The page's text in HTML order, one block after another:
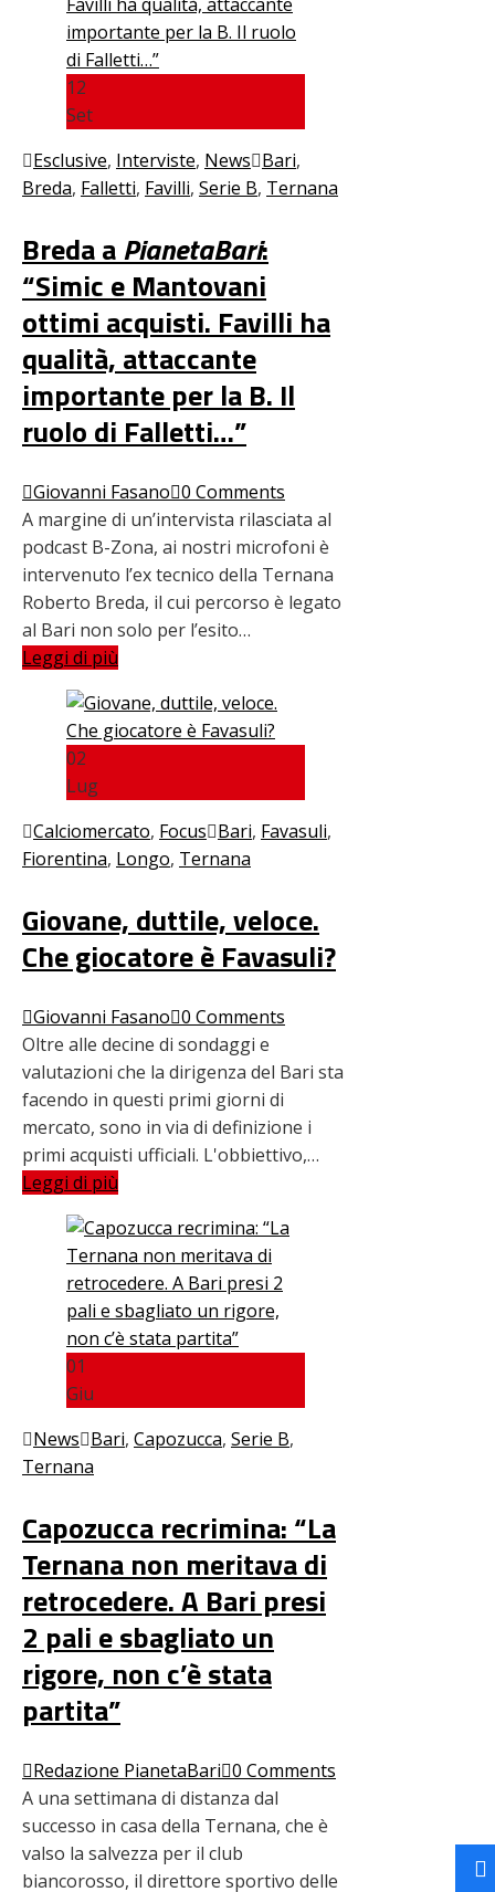
12
Set
Esclusive, Interviste, News Bari,
Breda, Falletti, Favilli, Serie B, Ternana
Breda aPianetaBari:
“Simic e Mantovani
ottimi acquisti. Favilli ha
qualità, attaccante
importante per la B. Il
ruolo di Falletti…”
Giovanni Fasano 0 Comments
A margine di un’intervista rilasciata al
podcast B-Zona, ai nostri microfoni è
intervenuto l’ex tecnico della Ternana
Roberto Breda, il cui percorso è legato
al Bari non solo per l’esito…
Leggi di più
02
Lug
Calciomercato, Focus Bari, Favasuli,
Fiorentina, Longo, Ternana
Giovane, duttile, veloce.
Che giocatore è Favasuli?
Giovanni Fasano 0 Comments
Oltre alle decine di sondaggi e
valutazioni che la dirigenza del Bari sta
facendo in questi primi giorni di
mercato, sono in via di definizione i
primi acquisti ufficiali. L'obbiettivo,…
Leggi di più
01
Giu
News Bari, Capozucca, Serie B,
Ternana
Capozucca recrimina: “La
Ternana non meritava di
retrocedere. A Bari presi
2 pali e sbagliato un
rigore, non c’è stata
partita”
Redazione PianetaBari 0 Comments
A una settimana di distanza dal
successo in casa della Ternana, che è
valso la salvezza per il club
biancorosso, il direttore sportivo delle